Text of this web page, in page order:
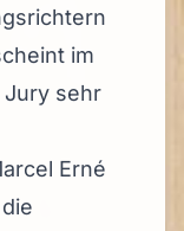
im
sehr
Erné